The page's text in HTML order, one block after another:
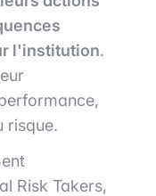
l'institution.
risque.
Risk Takers,